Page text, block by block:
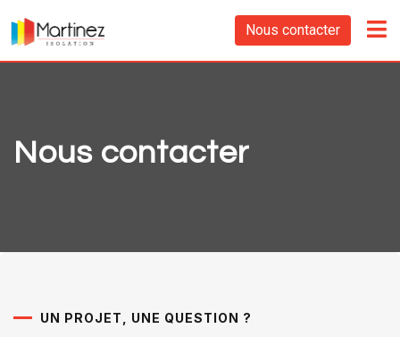
Nous contacter
Nous contacter
UN PROJET, UNE QUESTION ?